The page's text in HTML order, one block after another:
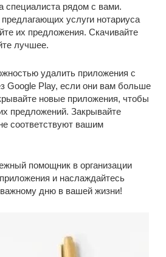
специалиста рядом с вами.
услуги нотариуса
их предложения. Скачивайте
лучшее.
удалить приложения с
Google Play, если они вам больше
новые приложения, чтобы
предложений. Закрывайте
соответствуют вашим
помощник в организации
и наслаждайтесь
важному дню в вашей жизни!